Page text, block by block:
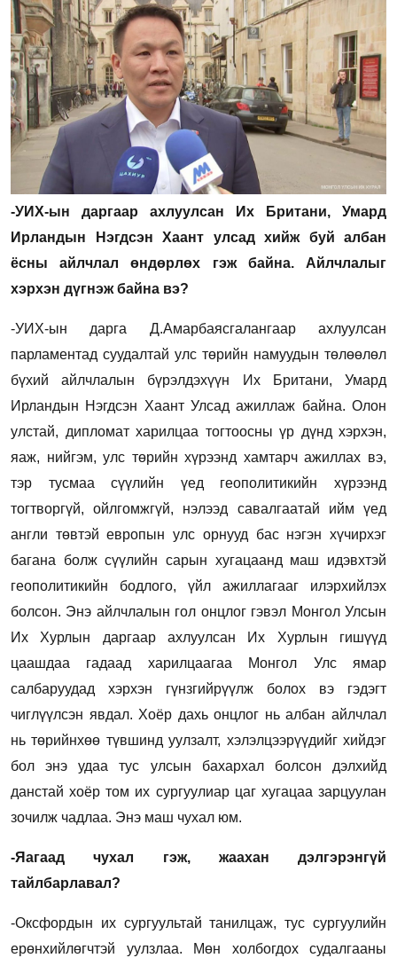
-УИХ-ын даргаар ахлуулсан Их Британи, Умард
Ирландын Нэгдсэн Хаант улсад хийж буй албан
ёсны айлчлал өндөрлөх гэж байна. Айлчлалыг
хэрхэн дүгнэж байна вэ?
-УИХ-ын дарга Д.Амарбаясгалангаар ахлуулсан
парламентад суудалтай улс төрийн намуудын төлөөлөл
бүхий айлчлалын бүрэлдэхүүн Их Британи, Умард
Ирландын Нэгдсэн Хаант Улсад ажиллаж байна. Олон
улстай, дипломат харилцаа тогтоосны үр дүнд хэрхэн,
яаж, нийгэм, улс төрийн хүрээнд хамтарч ажиллах вэ,
тэр тусмаа сүүлийн үед геополитикийн хүрээнд
тогтворгүй, ойлгомжгүй, нэлээд савалгаатай ийм үед
англи төвтэй европын улс орнууд бас нэгэн хүчирхэг
багана болж сүүлийн сарын хугацаанд маш идэвхтэй
геополитикийн бодлого, үйл ажиллагааг илэрхийлэх
болсон. Энэ айлчлалын гол онцлог гэвэл Монгол Улсын
Их Хурлын даргаар ахлуулсан Их Хурлын гишүүд
цаашдаа гадаад харилцаагаа Монгол Улс ямар
салбаруудад хэрхэн гүнзгийрүүлж болох вэ гэдэгт
чиглүүлсэн явдал. Хоёр дахь онцлог нь албан айлчлал
нь төрийнхөө түвшинд уулзалт, хэлэлцээрүүдийг хийдэг
бол энэ удаа тус улсын бахархал болсон дэлхийд
данстай хоёр том их сургуулиар цаг хугацаа зарцуулан
зочилж чадлаа. Энэ маш чухал юм.
-Яагаад чухал гэж, жаахан дэлгэрэнгүй
тайлбарлавал?
-Оксфордын их сургуультай танилцаж, тус сургуулийн
ерөнхийлөгчтэй уулзлаа. Мөн холбогдох судалгааны